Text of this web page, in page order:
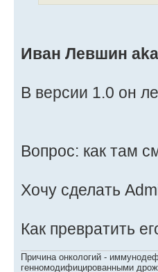
Иван Левшин
В версии 1.0 он
Вопрос: как там
Хочу сделать
Как превратить
Причина онкологий -
генномодифицированными